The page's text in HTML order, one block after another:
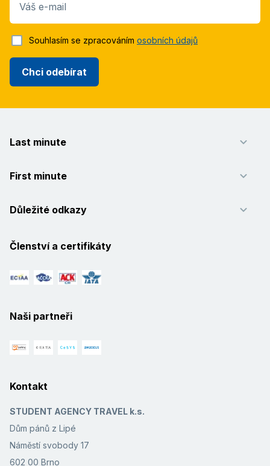
Váš e-mail
Chci odebírat
Souhlasím se zpracováním osobních údajů
Last minute
First minute
Důležité odkazy
Členství a certifikáty
Naši partneři
Kontakt
STUDENT AGENCY TRAVEL k.s.
Dům pánů z Lipé
Náměstí svobody 17
602 00 Brno